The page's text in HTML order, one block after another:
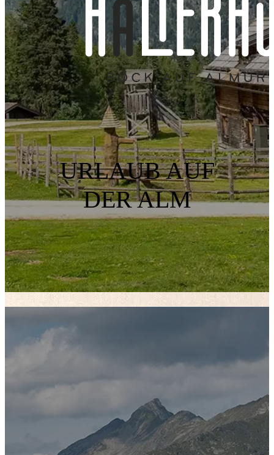
kinderfreundlicher
Bauernhof mit
zahlreichen Tieren
mitten am
Fanningberg auf
1.400 m
großer
Spielplatz und
Grillplatz
URLAUB AUF
DER ALM